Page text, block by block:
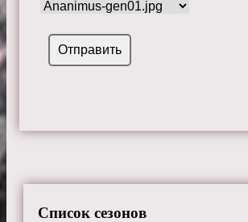
Список сезонов